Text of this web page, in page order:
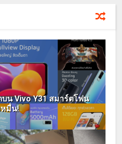
บน Vivo Y31 สมาร์ตโฟน
หมื่น!